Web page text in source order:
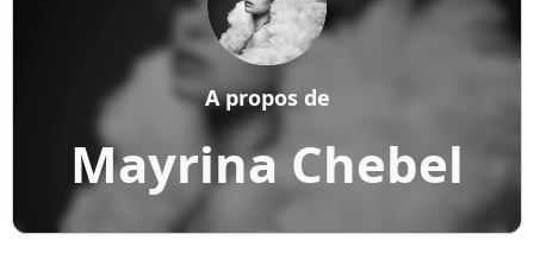
Mayrina Chebel
A propos de